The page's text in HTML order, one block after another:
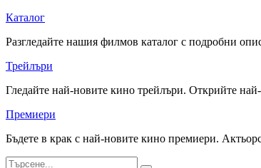
Каталог
Разгледайте нашия филмов каталог с подробни
Трейлъри
Гледайте най-новите кино трейлъри. Открийте
Премиери
Бъдете в крак с най-новите кино премиери.